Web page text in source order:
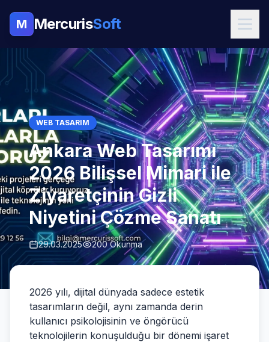
M MercurisSoft
WEB TASARIM
Ankara Web Tasarımı
2026 Bilişsel Mimari ile
Ziyaretçinin Gizli
Niyetini Çözme Sanatı
29.03.2025 200 Okunma
2026 yılı, dijital dünyada sadece estetik
tasarımların değil, aynı zamanda derin
kullanıcı psikolojisinin ve öngörücü
teknolojilerin konuşulduğu bir dönemi işaret